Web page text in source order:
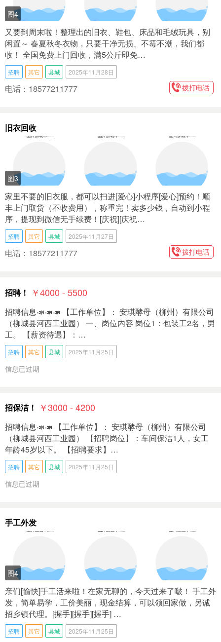
图4
又要到周末啦！整理出的旧衣、鞋包、床品和毛绒玩具，别
闲置～ 春夏秋冬衣物，只要干净无损、不霉不潮，我们都
收！ 全国免费上门回收，满5公斤即免…
招聘 其它 县城 2025年11月28日
电话：18577211777 拨打电话
旧衣回收
图3
家里不要的旧衣服，都可以扫进[爱心]小程序[爱心]预约！顺
丰上门取货（不收费用），称重完！卖多少钱，自动到小程
序，提现到微信无手续费！[庆祝][庆祝…
招聘 其它 县城 2025年11月27日
电话：18577211777 拨打电话
招聘！ ￥4000 - 5500
招聘信息📣📣📣 【工作单位】： 安琪‭酵母（柳州）有限公司
（柳城县河西工业园） 一、岗位内容 岗位1：包装工2名，男
工。 【薪资待遇】：…
招聘 其它 县城 2025年11月25日
信息已过期
招保洁！ ￥3000 - 4200
招聘信息📣📣 【工作单位】： 安琪‭酵母（柳州）有限公司
（柳城县河西工业园） 【招聘岗位】：车间保洁1人，女工
年龄45岁以下。 【招聘要求】…
招聘 其它 县城 2025年11月25日
信息已过期
手工外发
图4
亲们[愉快]手工活来啦！在家无聊的，今天过来了啵！ 手工外
发，简单易学，工价美丽，现金结算，可以领回家做，另诚
招乡镇代理。[握手][握手][握手] …
招聘 其它 县城 2025年11月25日